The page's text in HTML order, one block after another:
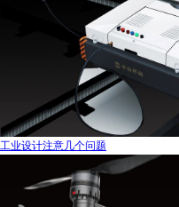
工业设计注意几个问题